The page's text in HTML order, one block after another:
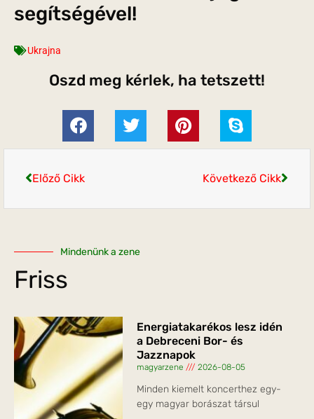
segítségével!
Ukrajna
Oszd meg kérlek, ha tetszett!
Előző Cikk Következő Cikk
Mindenünk a zene
Friss
Energiatakarékos lesz idén
a Debreceni Bor- és
Jazznapok
magyarzene 2026-08-05
Minden kiemelt koncerthez egy-
egy magyar borászat társul